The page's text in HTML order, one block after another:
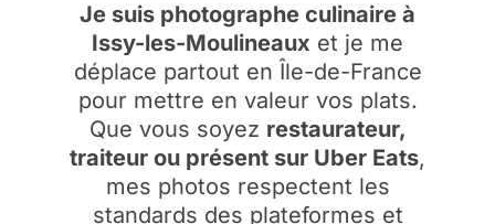
Je suis photographe culinaire à
Issy-les-Moulineaux et je me
déplace partout en Île-de-France
pour mettre en valeur vos plats.
Que vous soyez restaurateur,
traiteur ou présent sur Uber Eats,
mes photos respectent les
standards des plateformes et